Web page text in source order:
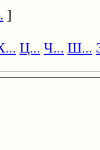
]
Ц... Ч... Ш...